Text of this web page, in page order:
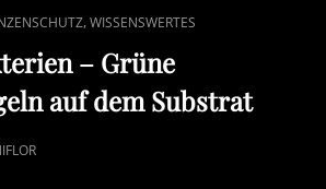
,WISSENSWERTES
– Grüne
auf dem Substrat